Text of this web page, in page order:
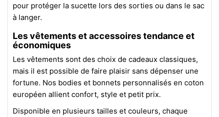
pour protéger la sucette lors des sorties ou dans le sac
à langer.
Les vêtements et accessoires tendance et
économiques
Les vêtements sont des choix de cadeaux classiques,
mais il est possible de faire plaisir sans dépenser une
fortune. Nos bodies et bonnets personnalisés en coton
européen allient confort, style et petit prix.
Disponible en plusieurs tailles et couleurs, chaque